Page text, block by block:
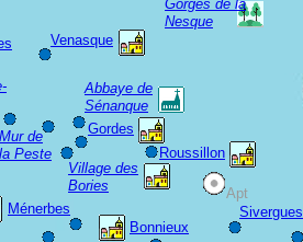
Gorges de la
Nesque
Gordes
Abbaye de
Sénanque
Venasque
Mur de
la Peste
Village des
Bories
Bonnieux
Ménerbes
Roussillon
Sivergues
Apt